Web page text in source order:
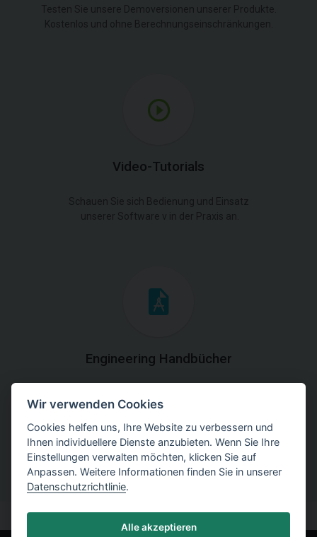
Testen Sie unsere Demoversionen unserer Produkte.
Kostenlos und ohne Berechnungseinschränkungen.
Video-Tutorials
Schauen Sie sich Bedienung und Einsatz
unserer Software v in der Praxis an.
Engineering Handbücher
praktischen Erklärungen der
Programmverwendung herunter.
Wir verwenden Cookies
Cookies helfen uns, Ihre Website zu verbessern und
Ihnen individuellere Dienste anzubieten. Wenn Sie Ihre
Einstellungen verwalten möchten, klicken Sie auf
Anpassen. Weitere Informationen finden Sie in unserer
Datenschutzrichtlinie.
Alle akzeptieren